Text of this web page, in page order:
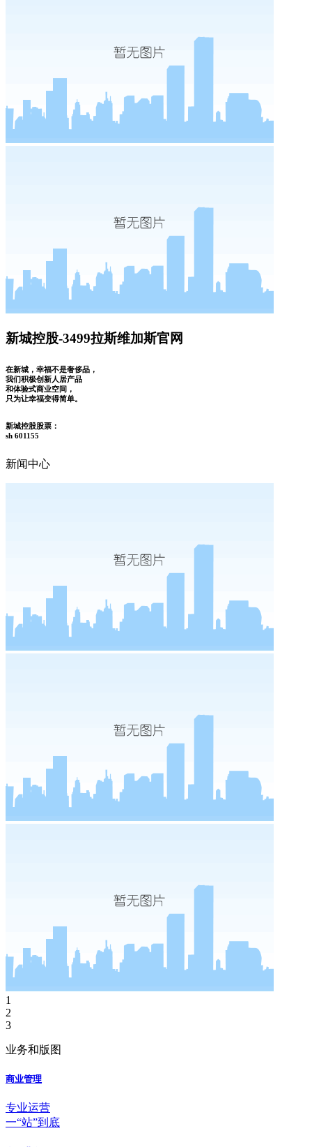
新城控股-3499拉斯维加斯官网
在新城，幸福不是奢侈品，
我们积极创新人居产品
和体验式商业空间，
只为让幸福变得简单。
新城控股股票：
sh 601155
新闻中心
1
2
3
业务和版图
商业管理
专业运营
一“站”到底